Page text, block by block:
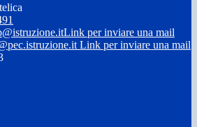
Link per inviare una mail
Link per inviare una mail